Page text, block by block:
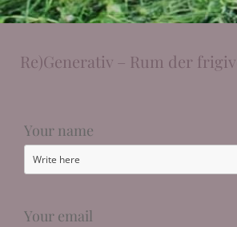
Re)Generativ – Rum der
Your name
Your email